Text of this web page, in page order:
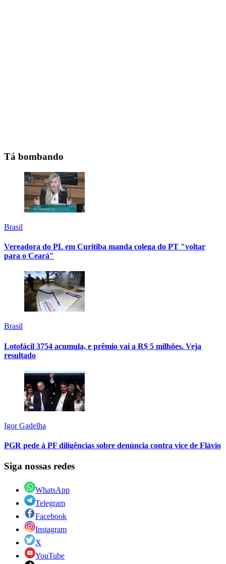
Tá bombando
Brasil
Vereadora do PL em Curitiba manda colega do PT "voltar
para o Ceará"
Brasil
Lotofácil 3754 acumula, e prêmio vai a R$ 5 milhões. Veja
resultado
Igor Gadelha
PGR pede à PF diligências sobre denúncia contra vice de Flávio
Siga nossas redes
WhatsApp
Telegram
Facebook
Instagram
X
YouTube